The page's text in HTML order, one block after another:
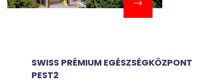
SWISS PRÉMIUM EGÉSZSÉGKÖZPONT
PEST2